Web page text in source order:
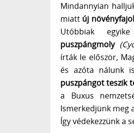
Mindannyian
miatt új
Utóbbiak
puszpángmoly
írták le először,
és azóta nálunk
puszpángot teszik
a Buxus
Ismerkedjünk meg
Így védekezzünk a